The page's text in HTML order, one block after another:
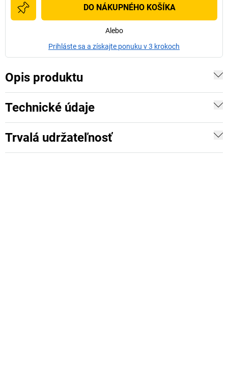
DO NÁKUPNÉHO KOŠÍKA
Alebo
Prihláste sa a získajte ponuku v 3 krokoch
Opis produktu
Technické údaje
Trvalá udržateľnosť